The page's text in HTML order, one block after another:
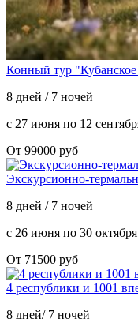
Конный тур "Кубанское
8 дней / 7 ночей
с 27 июня по 12
От 99000 руб
Экскурсионно-
8 дней / 7 ночей
с 26 июня по 30
От 71500 руб
4 республики и 1001
8 дней/ 7 ночей